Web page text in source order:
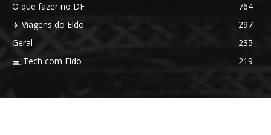
O que fazer no DF
764
✈️ Viagens do Eldo
297
Geral
235
💻 Tech com Eldo
219